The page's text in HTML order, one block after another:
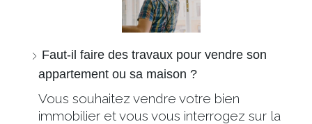
Faut-il faire des travaux pour vendre son
appartement ou sa maison ?
Vous souhaitez vendre votre bien
immobilier et vous vous interrogez sur la